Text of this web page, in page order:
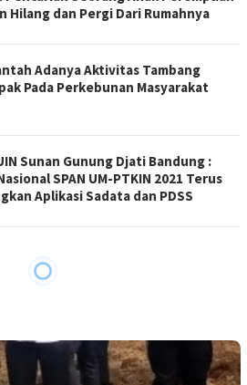
Hilang dan Pergi Dari Rumahnya
Adanya Aktivitas Tambang
Pada Perkebunan Masyarakat
Sunan Gunung Djati Bandung :
SPAN UM-PTKIN 2021 Terus
Aplikasi Sadata dan PDSS